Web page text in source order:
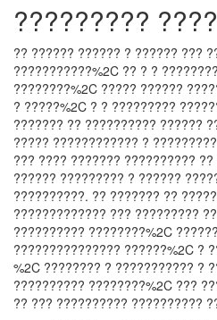
?????????
?? ?????? ?????? ? ?????? ???
???????????%2C ?? ? ?
????????%2C ????? ??????
? ?????%2C ? ? ?????????
??????? ?? ?????????? ??????
????? ???????????? ?
??? ???? ??????? ??????????
?????? ????????? ? ??????
??????????. ?? ??????? ??
????????????? ??? ?????????
?????????? ????????%2C
??????????????? ??????%2C ?
%2C ???????? ? ??????????? ?
?????????? ????????%2C ???
?? ??? ?????????? ??????????